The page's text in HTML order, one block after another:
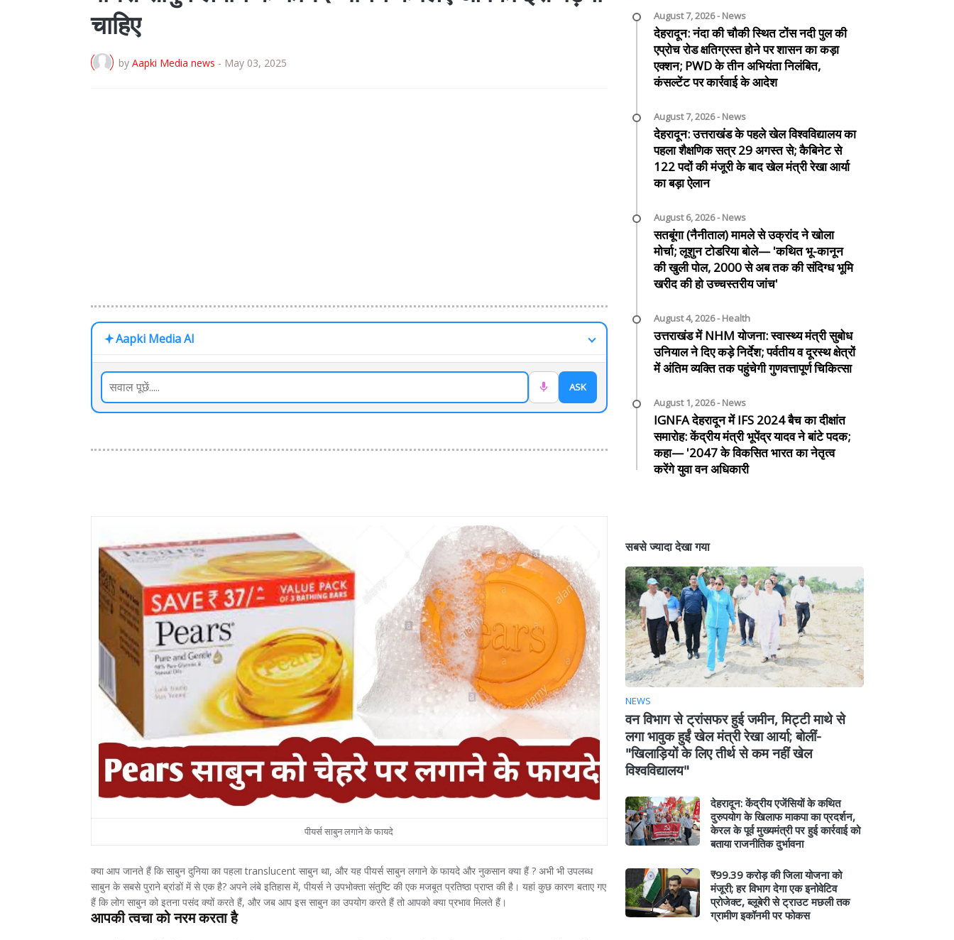
चाहिए
by Aapki Media news - May 03, 2025
Aapki Media AI
ASK
पीयर्स साबुन लगाने के फायदे
क्या आप जानते हैं कि साबुन दुनिया का पहला translucent साबुन था, और यह पीयर्स साबुन लगाने के फायदे और नुकसान क्या हैं ? अभी भी उपलब्ध
साबुन के सबसे पुराने ब्रांडों में से एक है? अपने लंबे इतिहास में, पीयर्स ने उपभोक्ता संतुष्टि की एक मजबूत प्रतिष्ठा प्राप्त की है। यहां कुछ कारण बताए गए
हैं कि लोग साबुन को इतना पसंद क्यों करते हैं, और जब आप इस साबुन का उपयोग करते हैं तो आपको क्या प्रभाव मिलते हैं।
आपकी त्वचा को नरम करता है
August 7, 2026 - News
देहरादून: नंदा की चौकी स्थित टोंस नदी पुल की
एप्रोच रोड क्षतिग्रस्त होने पर शासन का कड़ा
एक्शन; PWD के तीन अभियंता निलंबित,
कंसल्टेंट पर कार्रवाई के आदेश
August 7, 2026 - News
देहरादून: उत्तराखंड के पहले खेल विश्वविद्यालय का
पहला शैक्षणिक सत्र 29 अगस्त से; कैबिनेट से
122 पदों की मंजूरी के बाद खेल मंत्री रेखा आर्या
का बड़ा ऐलान
August 6, 2026 - News
सतबूंगा (नैनीताल) मामले से उक्रांद ने खोला
मोर्चा; लूशुन टोडरिया बोले— 'कथित भू-कानून
की खुली पोल, 2000 से अब तक की संदिग्ध भूमि
खरीद की हो उच्चस्तरीय जांच'
August 4, 2026 - Health
उत्तराखंड में NHM योजना: स्वास्थ्य मंत्री सुबोध
उनियाल ने दिए कड़े निर्देश; पर्वतीय व दूरस्थ क्षेत्रों
में अंतिम व्यक्ति तक पहुंचेगी गुणवत्तापूर्ण चिकित्सा
August 1, 2026 - News
IGNFA देहरादून में IFS 2024 बैच का दीक्षांत
समारोह: केंद्रीय मंत्री भूपेंद्र यादव ने बांटे पदक;
कहा— '2047 के विकसित भारत का नेतृत्व
करेंगे युवा वन अधिकारी
सबसे ज्यादा देखा गया
NEWS
वन विभाग से ट्रांसफर हुई जमीन, मिट्टी माथे से
लगा भावुक हुईं खेल मंत्री रेखा आर्या; बोलीं-
"खिलाड़ियों के लिए तीर्थ से कम नहीं खेल
विश्वविद्यालय"
देहरादून: केंद्रीय एजेंसियों के कथित
दुरुपयोग के खिलाफ माकपा का प्रदर्शन,
केरल के पूर्व मुख्यमंत्री पर हुई कार्रवाई को
बताया राजनीतिक दुर्भावना
₹99.39 करोड़ की जिला योजना को
मंजूरी; हर विभाग देगा एक इनोवेटिव
प्रोजेक्ट, ब्लूबेरी से ट्राउट मछली तक
ग्रामीण इकॉनमी पर फोकस